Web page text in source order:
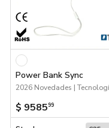
Power Bank Sync
$ 958599